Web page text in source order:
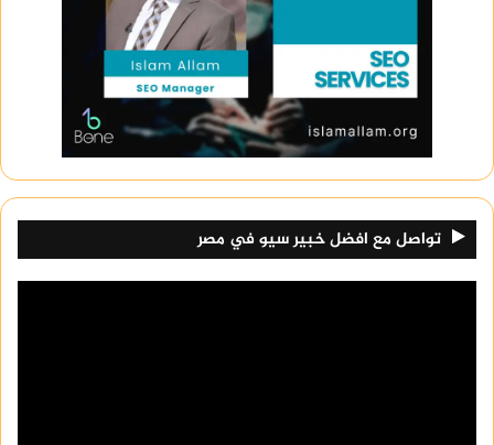
(Exothermic). إذا زاد الطلب على التيار
الكهربائي بشكل مفاجئ أو مستمر، فإن
المقاومة الداخلية للبطارية تتسبب في توليد
حرارة إضافية، تؤدي بدورها إلى تسريع
التفاعلات الكيميائية بشكل غير مستقر إذا لم
يتم تحجيمها.
غياب وسائل التبريد النشطة والاعتماد على
التبريد السلبي:على عكس أجهزة الكمبيوتر
التي تحتوي على مراوح لضخ الهواء البارد
تواصل مع افضل خبير سيو في مصر